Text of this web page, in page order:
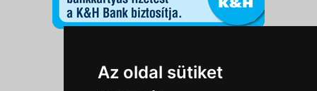
Az oldal sütiket
Információk